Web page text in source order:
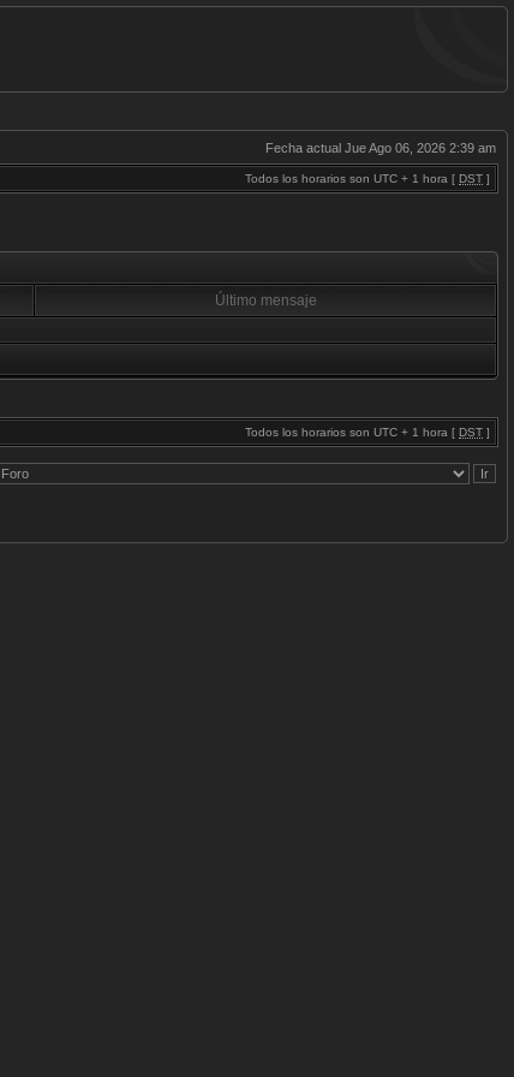
Fecha actual Jue Ago 06, 2026 2:39 am
Todos los horarios son UTC + 1 hora [ DST ]
Último mensaje
Todos los horarios son UTC + 1 hora [ DST ]